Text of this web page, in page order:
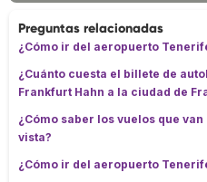
Preguntas relacionadas
¿Cómo ir del aeropuerto
¿Cuánto cuesta el billete de
Frankfurt Hahn a la ciudad de
¿Cómo saber los vuelos que
vista?
¿Cómo ir del aeropuerto